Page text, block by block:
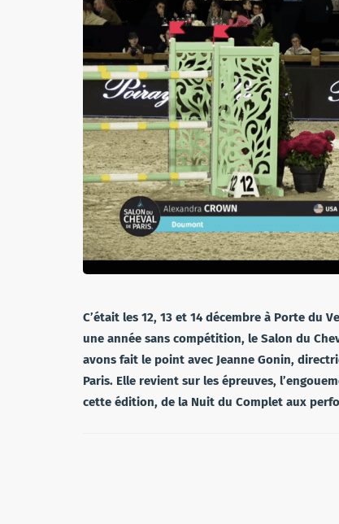
C’était les 12, 13 et 14 décembre à Porte du
une année sans compétition, le Salon du
avons fait le point avec Jeanne Gonin,
Paris. Elle revient sur les épreuves,
cette édition, de la Nuit du Complet aux